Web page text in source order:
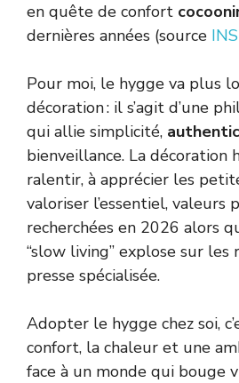
en quête de confort
dernières années (source
Pour moi, le hygge va plus
décoration : il s’agit d’une
qui allie simplicité,
bienveillance. La décoration
ralentir, à apprécier les
valoriser l’essentiel, valeurs
recherchées en 2026 alors
“slow living” explose sur les
presse spécialisée.
Adopter le hygge chez soi,
confort, la chaleur et une
face à un monde qui bouge